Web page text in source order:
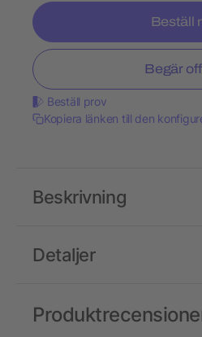
Beställ
Begär
Beställ prov
Kopiera länken till den
Detaljer
Beskrivning